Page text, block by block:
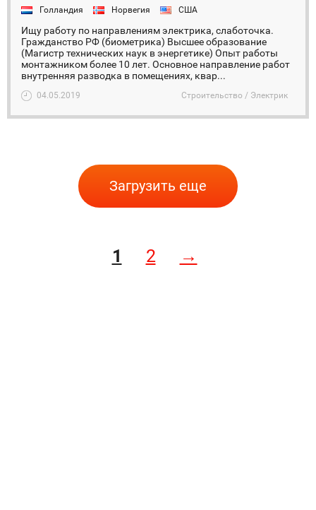
Голландия Норвегия США
Ищу работу по направлениям электрика, слаботочка.
Гражданство РФ (биометрика) Высшее образование
(Магистр технических наук в энергетике) Опыт работы
монтажником более 10 лет. Основное направление работ
внутренняя разводка в помещениях, квар...
04.05.2019 Строительство / Электрик
Загрузить еще
1 2 →